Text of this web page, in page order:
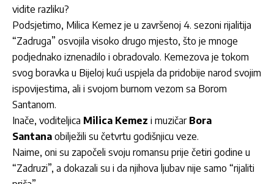
vidite razliku?
Podsjetimo, Milica Kemez je u završenoj 4. sezoni rijalitija
“Zadruga” osvojila visoko drugo mjesto, što je mnoge
podjednako iznenadilo i obradovalo. Kemezova je tokom
svog boravka u Bijeloj kući uspjela da pridobije narod svojim
ispovijestima, ali i svojom burnom vezom sa Borom
Santanom.
Inače, voditeljica Milica Kemez i muzičar Bora
Santana obilježili su četvrtu godišnjicu veze.
Naime, oni su započeli svoju romansu prije četiri godine u
“Zadruzi”, a dokazali su i da njihova ljubav nije samo “rijaliti